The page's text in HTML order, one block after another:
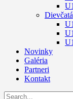
Dievčatá
Novinky
Galéria
Partneri
Kontakt